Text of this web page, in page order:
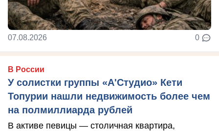
07.08.2026 0
В России
У солистки группы «А'Студио» Кети
Топурии нашли недвижимость более чем
на полмиллиарда рублей
В активе певицы — столичная квартира,